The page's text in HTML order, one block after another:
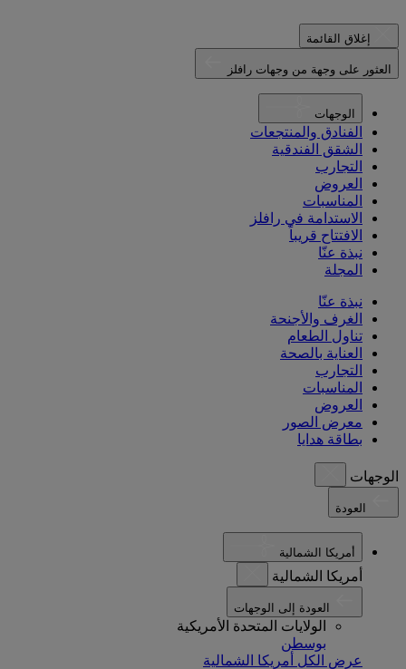
إغلاق القائمة
العثور على وجهة من وجهات رافلز
الوجهات
الفنادق والمنتجعات
الشقق الفندقية
التجارب
العروض
المناسبات
الاستدامة في رافلز
الافتتاح قريباً
نبذة عنّا
المجلة
نبذة عنّا
الغرف والأجنحة
تناول الطعام
العناية بالصحة
التجارب
المناسبات
العروض
معرض الصور
بطاقة هدايا
الوجهات
أمريكا الشمالية
أمريكا الشمالية
الولايات المتحدة الأمريكية
بوسطن
عرض الكل أمريكا الشمالية